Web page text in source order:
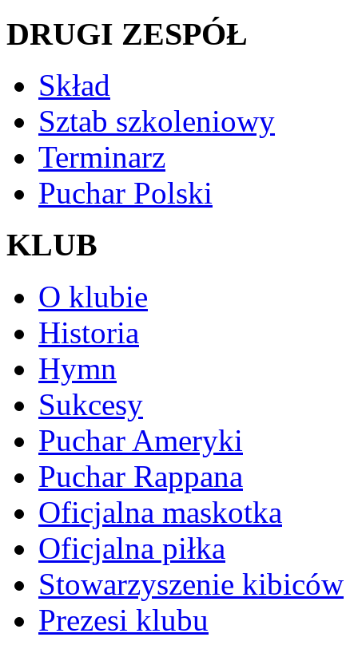
DRUGI ZESPÓŁ
Skład
Sztab szkoleniowy
Terminarz
Puchar Polski
KLUB
O klubie
Historia
Hymn
Sukcesy
Puchar Ameryki
Puchar Rappana
Oficjalna maskotka
Oficjalna piłka
Stowarzyszenie kibiców
Prezesi klubu